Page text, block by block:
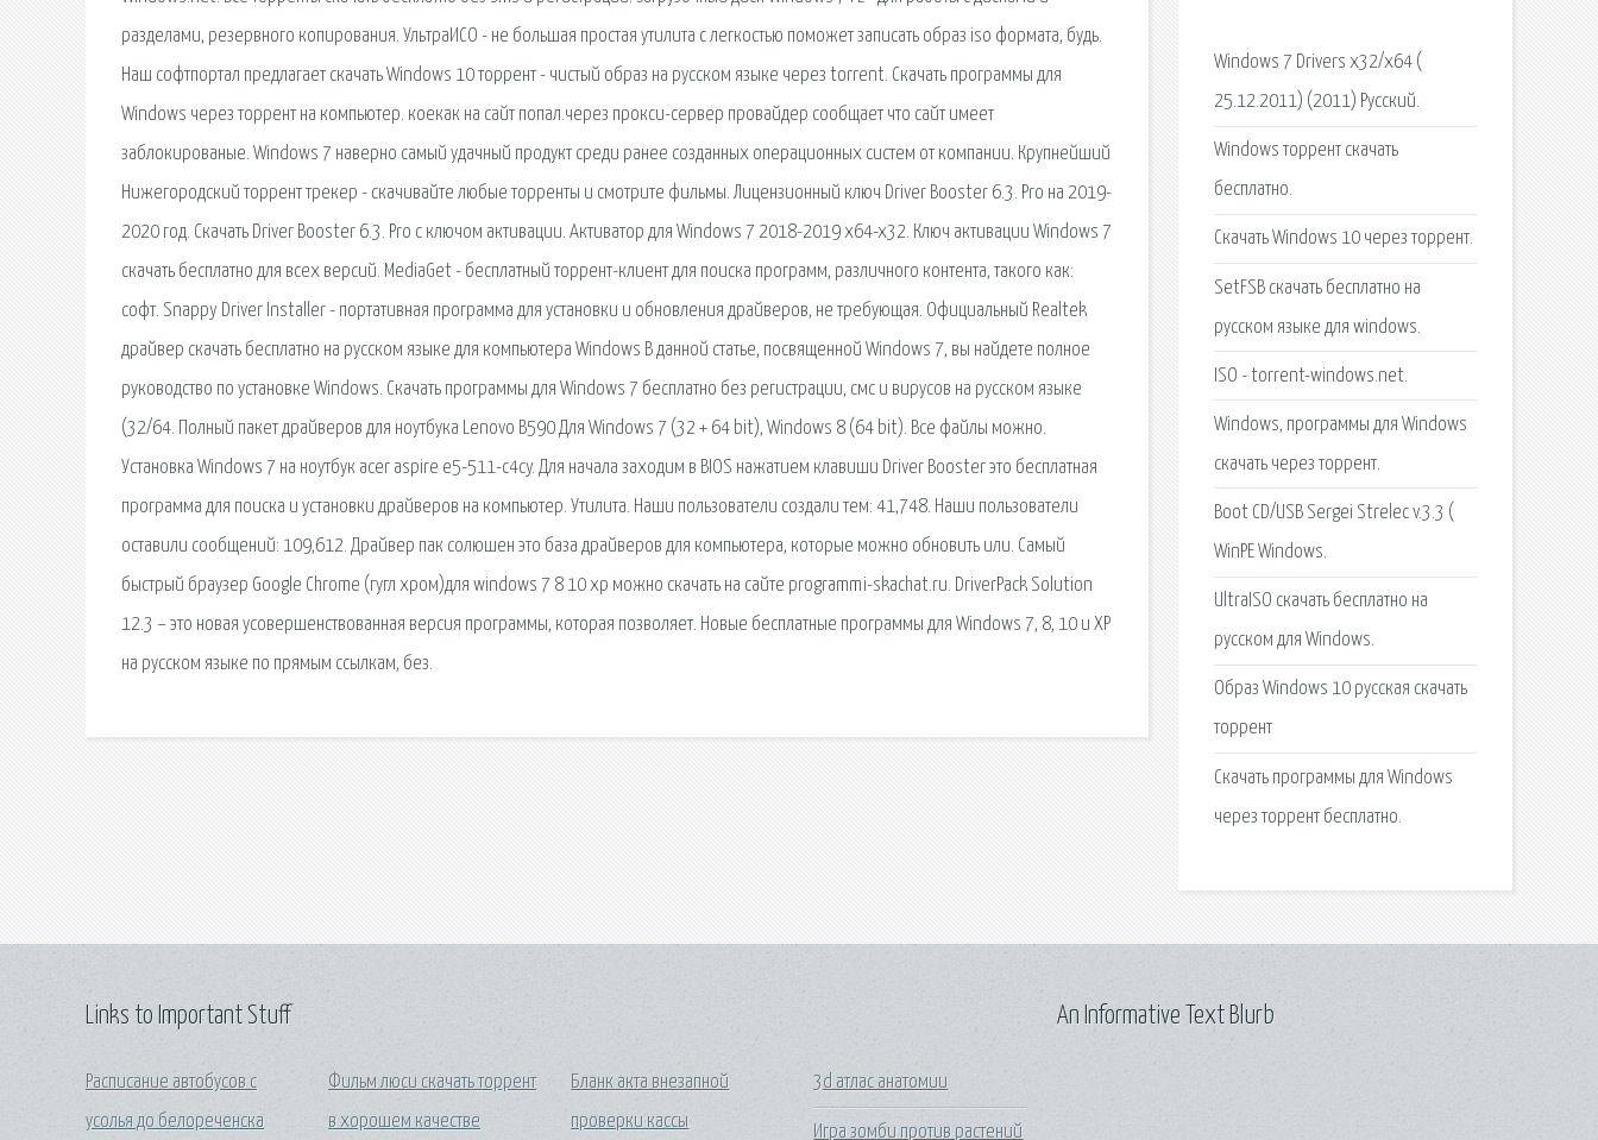
разделами, резервного копирования. УльтраИСО - не большая простая утилита с легкостью поможет записать образ iso формата, будь.
Наш софтпортал предлагает скачать Windows 10 торрент - чистый образ на русском языке через torrent. Cкачать программы для
Windows через торрент на компьютер. коекак на сайт попал.через прокси-сервер провайдер сообщает что сайт имеет
заблокированые. Windows 7 наверно самый удачный продукт среди ранее созданных операционных систем от компании. Крупнейший
Нижегородский торрент трекер - скачивайте любые торренты и смотрите фильмы. Лицензионный ключ Driver Booster 6.3. Pro на 2019-
2020 год. Скачать Driver Booster 6.3. Pro с ключом активации. Активатор для Windows 7 2018-2019 x64-x32. Ключ активации Windows 7
скачать бесплатно для всех версий. MediaGet - бесплатный торрент-клиент для поиска программ, различного контента, такого как:
софт. Snappy Driver Installer - портативная программа для установки и обновления драйверов, не требующая. Официальный Realtek
драйвер скачать бесплатно на русском языке для компьютера Windows В данной статье, посвященной Windows 7, вы найдете полное
руководство по установке Windows. Скачать программы для Windows 7 бесплатно без регистрации, смс и вирусов на русском языке
(32/64. Полный пакет драйверов для ноутбука Lenovo B590 Для Windows 7 (32 + 64 bit), Windows 8 (64 bit). Все файлы можно.
Установка Windows 7 на ноутбук acer aspire e5-511-c4cy. Для начала заходим в BIOS нажатием клавиши Driver Booster это бесплатная
программа для поиска и установки драйверов на компьютер. Утилита. Наши пользователи создали тем: 41,748. Наши пользователи
оставили сообщений: 109,612. Драйвер пак солюшен это база драйверов для компьютера, которые можно обновить или. Самый
быстрый браузер Google Chrome (гугл хром)для windows 7 8 10 xp можно скачать на сайте programmi-skachat.ru. DriverPack Solution
12.3 – это новая усовершенствованная версия программы, которая позволяет. Новые бесплатные программы для Windows 7, 8, 10 и XP
на русском языке по прямым ссылкам, без.
Windows 7 Drivers x32/x64 (
25.12.2011) (2011) Русский.
Windows торрент скачать
бесплатно.
Скачать Windows 10 через торрент.
SetFSB скачать бесплатно на
русском языке для windows.
ISO - torrent-windows.net.
Windows, программы для Windows
скачать через торрент.
Boot CD/USB Sergei Strelec v.3.3 (
WinPE Windows.
UltraISO скачать бесплатно на
русском для Windows.
Образ Windows 10 русская скачать
торрент
Cкачать программы для Windows
через торрент бесплатно.
Links to Important Stuff
Расписание автобусов с
усолья до белореченска
Фильм люси скачать торрент
в хорошем качестве
Бланк акта внезапной
проверки кассы
3d атлас анатомии
Игра зомби против растений
An Informative Text Blurb